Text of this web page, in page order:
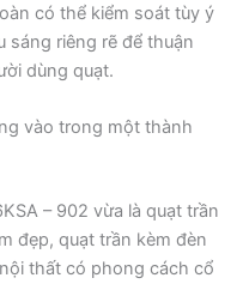
có thể kiểm soát tùy ý
sáng riêng rẽ để thuận
dùng quạt.
vào trong một thành
– 902 vừa là quạt trần
đẹp, quạt trần kèm đèn
thất có phong cách cổ